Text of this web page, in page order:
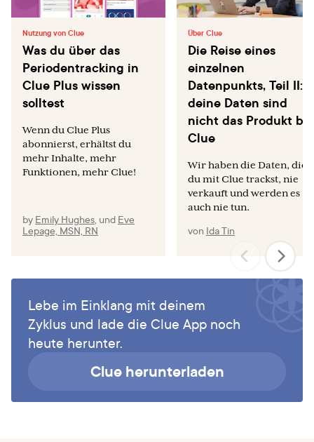
Nutzung von Clue
Was du über das
Periodentracking in
Clue Plus wissen
solltest
Wenn du Clue Plus
abonnierst, erhältst du
mehr Inhalte, mehr
Funktionen, mehr Clue!
by Emily Hughes, und Eve
Lepage, MSN, RN
Über Clue
Die Reise eines
einzelnen
Datenpunkts, Teil II:
deine Daten sind
nicht das Produkt bei
Clue
Wir haben die Daten, die
du mit Clue trackst, nie
verkauft und werden es
auch nie tun.
von Ida Tin
Lebe im Einklang mit deinem
Zyklus und lade die Clue App noch
heute herunter.
Clue herunterladen